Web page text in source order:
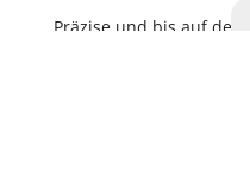
Präzise und bis auf den